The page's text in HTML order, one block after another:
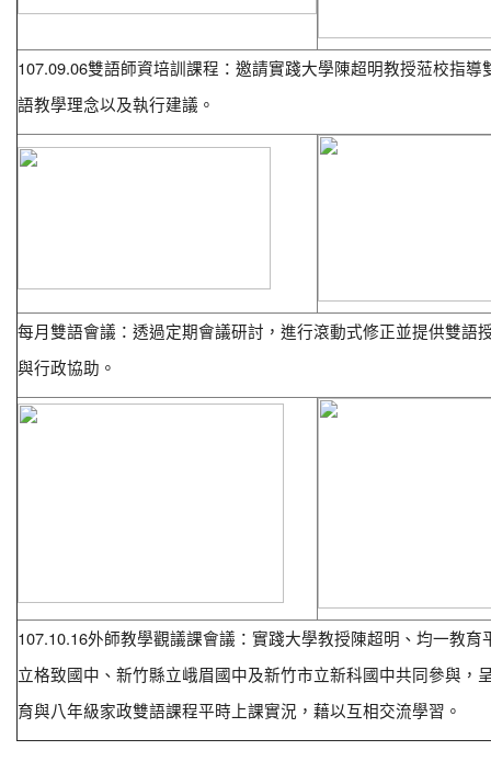
107.09.06雙語師資培訓課程：邀請實踐大學陳超明教授蒞校指導
語教學理念以及執行建議。
每月雙語會議：透過定期會議研討，進行滾動式修正並提供雙語
與行政協助。
107.10.16外師教學觀議課會議：實踐大學教授陳超明、均一教育
立格致國中、新竹縣立峨眉國中及新竹市立新科國中共同參與，
育與八年級家政雙語課程平時上課實況，藉以互相交流學習。